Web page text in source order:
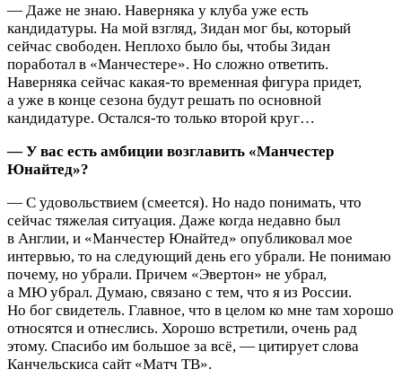
— Даже не знаю. Наверняка у клуба уже есть
кандидатуры. На мой взгляд, Зидан мог бы, который
сейчас свободен. Неплохо было бы, чтобы Зидан
поработал в «Манчестере». Но сложно ответить.
Наверняка сейчас какая‑то временная фигура придет,
а уже в конце сезона будут решать по основной
кандидатуре. Остался‑то только второй круг…
— У вас есть амбиции возглавить «Манчестер
Юнайтед»?
— С удовольствием (смеется). Но надо понимать, что
сейчас тяжелая ситуация. Даже когда недавно был
в Англии, и «Манчестер Юнайтед» опубликовал мое
интервью, то на следующий день его убрали. Не понимаю
почему, но убрали. Причем «Эвертон» не убрал,
а МЮ убрал. Думаю, связано с тем, что я из России.
Но бог свидетель. Главное, что в целом ко мне там хорошо
относятся и отнеслись. Хорошо встретили, очень рад
этому. Спасибо им большое за всё, — цитирует слова
Канчельскиса сайт «Матч ТВ».